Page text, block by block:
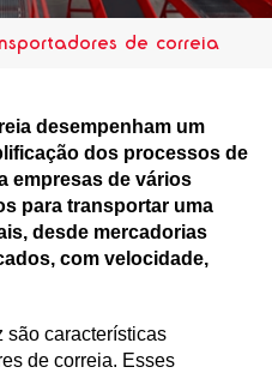
de correia
desempenham um
dos processos de
empresas de vários
para transportar uma
desde mercadorias
com velocidade,
são características
de correia. Esses